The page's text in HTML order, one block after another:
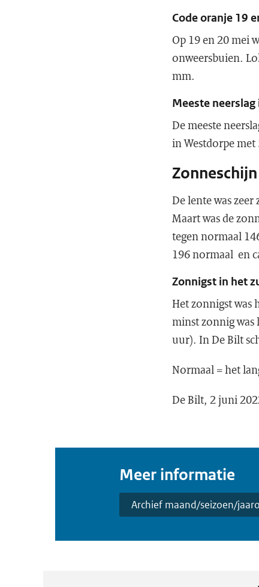
Code oranje 19
Op 19 en 20 mei
onweersbuien.
mm.
Meeste
De meeste
in Westdorpe
Zonneschijn
De lente was
Maart was de
tegen normaal
196 normaal en
Zonnigst in het
Het zonnigst was
minst zonnig
uur). In De Bilt
Normaal = het
De Bilt, 2 juni
Meer informatie
Archief maand/seizoen/